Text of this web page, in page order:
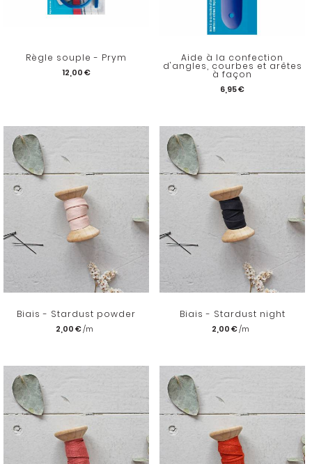
Règle souple - Prym
12,00 €
Aide à la confection
d'angles, courbes et arêtes
à façon
6,95 €
Biais - Stardust powder
2,00 €
Biais - Stardust night
2,00 €